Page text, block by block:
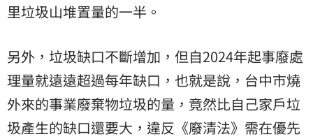
里垃圾山堆置量的一半。
另外，垃圾缺口不斷增加，但自2024年起事廢處
理量就遠遠超過每年缺口，也就是說，台中市燒
外來的事業廢棄物垃圾的量，竟然比自己家戶垃
圾產生的缺口還要大，違反《廢清法》需在優先